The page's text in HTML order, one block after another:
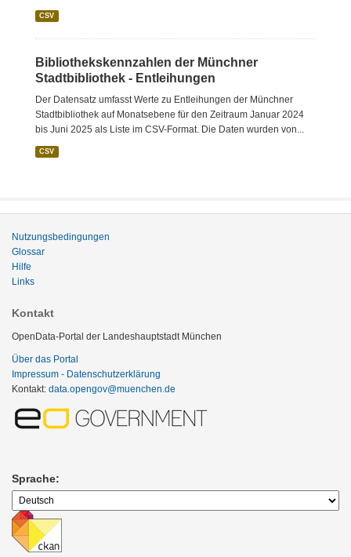
CSV
Bibliothekskennzahlen der Münchner
Stadtbibliothek - Entleihungen
Der Datensatz umfasst Werte zu Entleihungen der Münchner
Stadtbibliothek auf Monatsebene für den Zeitraum Januar 2024
bis Juni 2025 als Liste im CSV-Format. Die Daten wurden von...
CSV
Nutzungsbedingungen
Glossar
Hilfe
Links
Kontakt
OpenData-Portal der Landeshauptstadt München
Über das Portal
Impressum - Datenschutzerklärung
Kontakt: data.opengov@muenchen.de
Sprache